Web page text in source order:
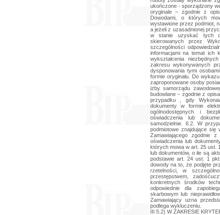
ukończone - sporządzony
oryginale – zgodnie z
Dowodami, o których
wystawione przez podmiot,
a jeżeli z uzasadnionej
w stanie uzyskać tych
skierowanych przez
szczególności
informacjami na temat ich
wykształcenia
zakresu wykonywanych
dysponowania tymi
formie oryginału. Do
zaproponowane osoby
izby samorządu
budowlane – zgodnie z
przypadku , gdy
dokumenty w formie
ogólnodostępnych i
oświadczenia lub
samodzielnie. 6.2. W
podmiotowe znajdujące się
Zamawiającego zgodnie
oświadczenia lub
których mowa w art. 25 ust.
lub dokumentów, o ile są
podstawie art. 24 ust. 1
dowody na to, że podjęte
rzetelności, w
przestępstwem,
konkretnych środków
odpowiednie dla
skarbowym lub
Zamawiający uzna
podlega wykluczeniu.
III.5.2) W ZAKRESIE